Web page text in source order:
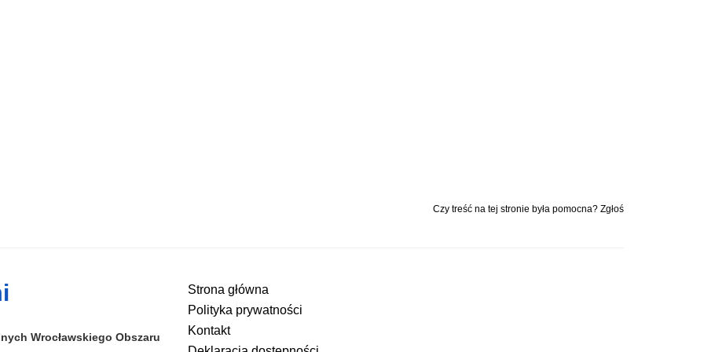
Czy treść na tej stronie była pomocna? Zgłoś
Wrocławskiego Obszaru
Strona główna
Polityka prywatności
Kontakt